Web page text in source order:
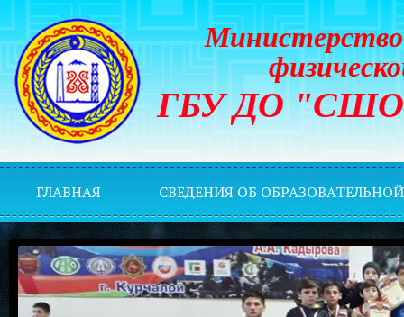
Министерство
ГБУ ДО "СШОР
ГЛАВНАЯ СВЕДЕНИЯ ОБ